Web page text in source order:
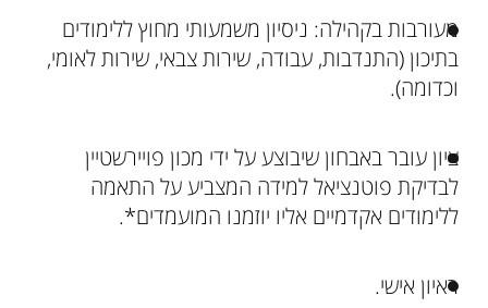
מעורבות בקהילה: ניסיון משמעותי מחוץ ללימודים
בתיכון (התנדבות, עבודה, שירות צבאי, שירות לאומי,
וכדומה).
ציון עובר באבחון שיבוצע על ידי מכון פויירשטיין
לבדיקת פוטנציאל למידה המצביע על התאמה
ללימודים אקדמיים אליו יוזמנו המועמדים*.
ראיון אישי.